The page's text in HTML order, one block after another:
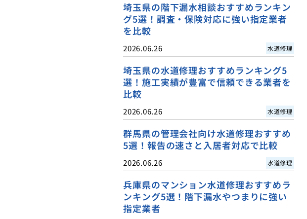
埼玉県の階下漏水相談おすすめランキン
グ5選！調査・保険対応に強い指定業者
を比較
2026.06.26 水道修理
埼玉県の水道修理おすすめランキング5
選！施工実績が豊富で信頼できる業者を
比較
2026.06.26 水道修理
群馬県の管理会社向け水道修理おすすめ
5選！報告の速さと入居者対応で比較
2026.06.26 水道修理
兵庫県のマンション水道修理おすすめラ
ンキング5選！階下漏水やつまりに強い
指定業者